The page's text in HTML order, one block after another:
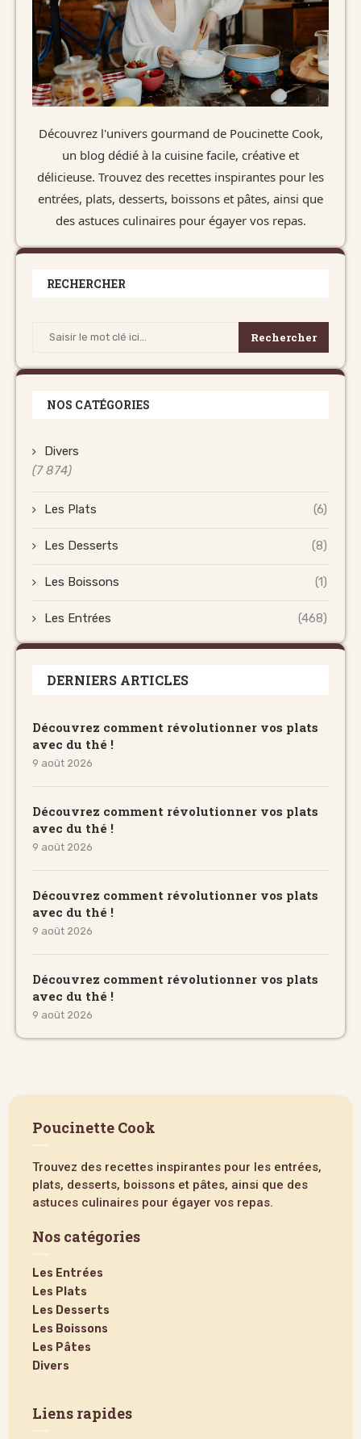
Découvrez l'univers gourmand de Poucinette Cook,
un blog dédié à la cuisine facile, créative et
délicieuse. Trouvez des recettes inspirantes pour les
entrées, plats, desserts, boissons et pâtes, ainsi que
des astuces culinaires pour égayer vos repas.
RECHERCHER
Rechercher
NOS CATÉGORIES
Divers
(7 874)
Les Plats (6)
Les Desserts (8)
Les Boissons (1)
Les Entrées (468)
DERNIERS ARTICLES
Découvrez comment révolutionner vos plats
avec du thé !
9 août 2026
Découvrez comment révolutionner vos plats
avec du thé !
9 août 2026
Découvrez comment révolutionner vos plats
avec du thé !
9 août 2026
Découvrez comment révolutionner vos plats
avec du thé !
9 août 2026
Poucinette Cook
Trouvez des recettes inspirantes pour les entrées,
plats, desserts, boissons et pâtes, ainsi que des
astuces culinaires pour égayer vos repas.
Nos catégories
Les Entrées
Les Plats
Les Desserts
Les Boissons
Les Pâtes
Divers
Liens rapides